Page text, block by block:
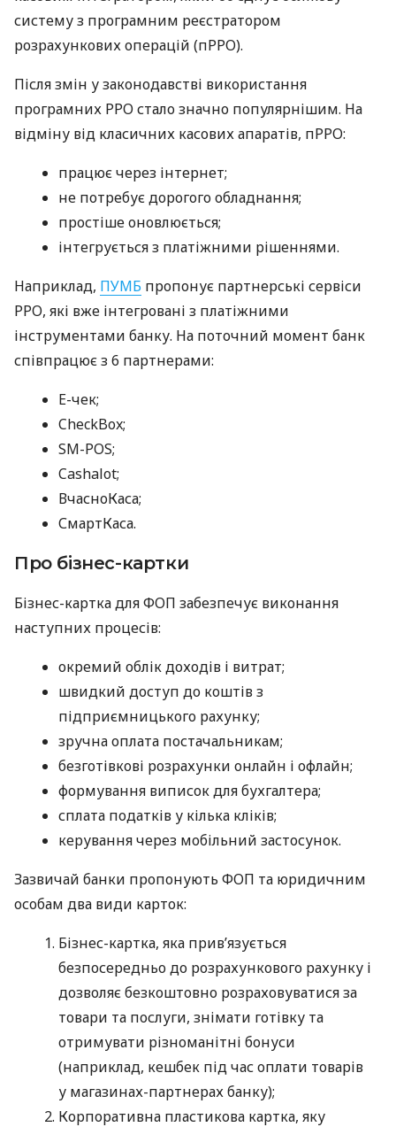
систему з програмним реєстратором
розрахункових операцій (пРРО).
Після змін у законодавстві використання
програмних РРО стало значно популярнішим. На
відміну від класичних касових апаратів, пРРО:
працює через інтернет;
не потребує дорогого обладнання;
простіше оновлюється;
інтегрується з платіжними рішеннями.
Наприклад, ПУМБ пропонує партнерські сервіси
РРО, які вже інтегровані з платіжними
інструментами банку. На поточний момент банк
співпрацює з 6 партнерами:
E-чек;
CheckBox;
SM-POS;
Cashalot;
ВчасноКаса;
СмартКаса.
Про бізнес-картки
Бізнес-картка для ФОП забезпечує виконання
наступних процесів:
окремий облік доходів і витрат;
швидкий доступ до коштів з
підприємницького рахунку;
зручна оплата постачальникам;
безготівкові розрахунки онлайн і офлайн;
формування виписок для бухгалтера;
сплата податків у кілька кліків;
керування через мобільний застосунок.
Зазвичай банки пропонують ФОП та юридичним
особам два види карток:
Бізнес-картка, яка прив’язується
безпосередньо до розрахункового рахунку і
дозволяє безкоштовно розраховуватися за
товари та послуги, знімати готівку та
отримувати різноманітні бонуси
(наприклад, кешбек під час оплати товарів
у магазинах-партнерах банку);
Корпоративна пластикова картка, яку